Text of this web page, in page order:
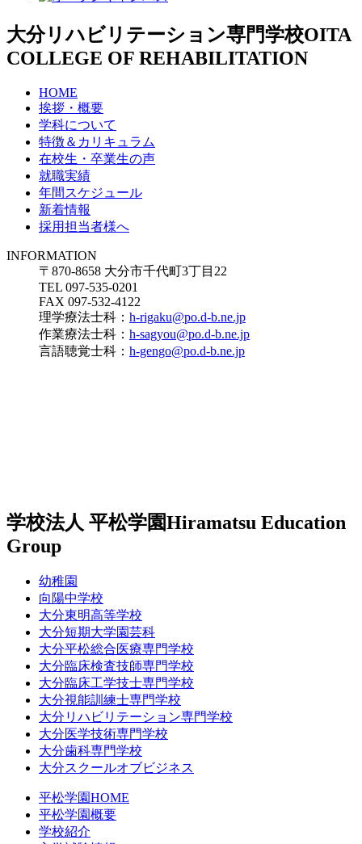
大分リハビリテーション専門学校OITA
COLLEGE OF REHABILITATION
HOME
挨拶・概要
学科について
特徴＆カリキュラム
在校生・卒業生の声
就職実績
年間スケジュール
新着情報
採用担当者様へ
INFORMATION
〒870-8658 大分市千代町3丁目22
TEL 097-535-0201
FAX 097-532-4122
理学療法士科： h-rigaku@po.d-b.ne.jp
作業療法士科： h-sagyou@po.d-b.ne.jp
言語聴覚士科： h-gengo@po.d-b.ne.jp
学校法人 平松学園Hiramatsu Education
Group
幼稚園
向陽中学校
大分東明高等学校
大分短期大学園芸科
大分平松総合医療専門学校
大分臨床検査技師専門学校
大分臨床工学技士専門学校
大分視能訓練士専門学校
大分リハビリテーション専門学校
大分医学技術専門学校
大分歯科専門学校
大分スクールオブビジネス
平松学園HOME
平松学園概要
学校紹介